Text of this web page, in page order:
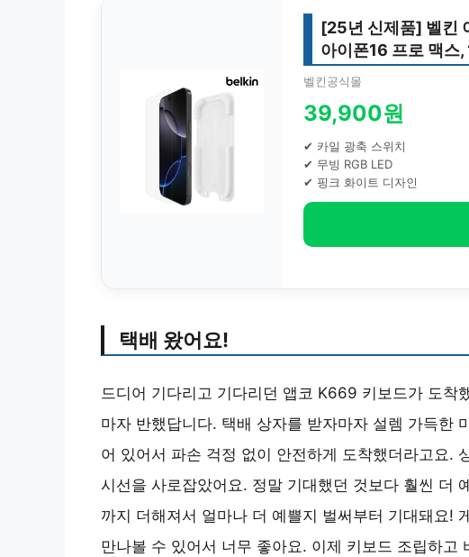
[25년 신제품] 벨킨
아이폰16 프로 맥스,
벨킨공식몰
39,900원
✔ 카일 광축 스위치
✔ 무빙 RGB LED
✔ 핑크 화이트 디자인
택배 왔어요!
드디어 기다리고 기다리던 앱코 K669 키보드가 도착
마자 반했답니다. 택배 상자를 받자마자 설렘 가득한
어 있어서 파손 걱정 없이 안전하게 도착했더라고요.
시선을 사로잡았어요. 정말 기대했던 것보다 훨씬 더
까지 더해져서 얼마나 더 예쁠지 벌써부터 기대돼요!
만나볼 수 있어서 너무 좋아요. 이제 키보드 조립하고